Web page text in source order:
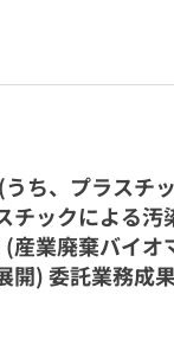
ち、プラスチ
チックによる汚
産業廃棄バイオ
開) 委託業務成